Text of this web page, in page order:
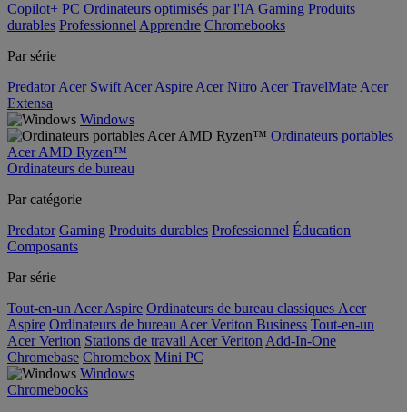
Copilot+ PC Ordinateurs optimisés par l'IA Gaming Produits
durables Professionnel Apprendre Chromebooks
Par série
Predator Acer Swift Acer Aspire Acer Nitro Acer TravelMate Acer
Extensa
Windows
Ordinateurs portables
Acer AMD Ryzen™
Ordinateurs de bureau
Par catégorie
Predator Gaming Produits durables Professionnel Éducation
Composants
Par série
Tout-en-un Acer Aspire Ordinateurs de bureau classiques Acer
Aspire Ordinateurs de bureau Acer Veriton Business Tout-en-un
Acer Veriton Stations de travail Acer Veriton Add-In-One
Chromebase Chromebox Mini PC
Windows
Chromebooks